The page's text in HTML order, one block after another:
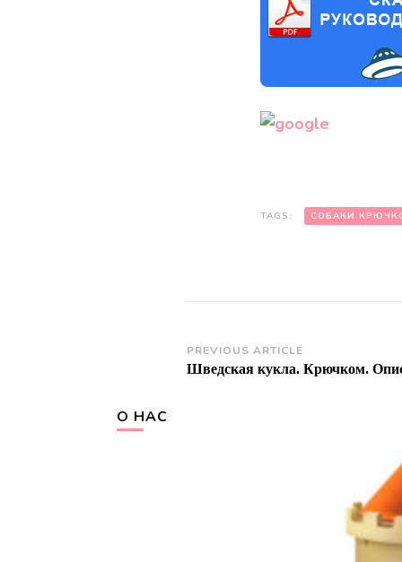
TAGS: СОБАКИ
Post
Navigation
PREVIOUS ARTICLE
Шведская кукла. Крючком.
О НАС